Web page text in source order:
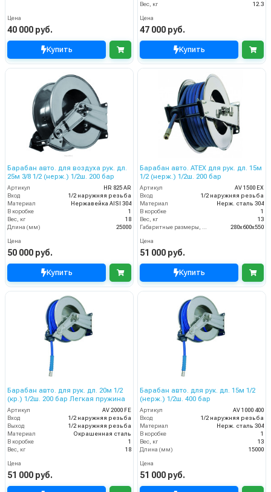
Цена
40 000 руб.
Купить
Вес, кг
12.3
Цена
47 000 руб.
Купить
Барабан авто. для воздуха рук. дл.
25м 3/8 1/2 (нерж.) 1/2ш. 200 бар
Артикул
HR 825 AR
Вход
1/2 наружняя резьба
Материал
Нержавейка AISI 304
В коробке
1
Вес, кг
18
Длина (мм)
25000
Цена
50 000 руб.
Купить
Барабан авто. ATEX для рук. дл. 15м
1/2 (нерж.) 1/2ш. 200 бар
Артикул
AV 1500 EX
Вход
1/2 наружняя резьба
Материал
Нерж. сталь 304
В коробке
1
Вес, кг
13
280x600x550
Цена
51 000 руб.
Купить
Барабан авто. для рук. дл. 20м 1/2
(кр.) 1/2ш. 200 бар Легкая пружина
Артикул
AV 2000 FE
Вход
1/2 наружняя резьба
Выход
1/2 наружняя резьба
Материал
Окрашенная сталь
В коробке
1
Вес, кг
18
Цена
51 000 руб.
Барабан авто. для рук. дл. 15м 1/2
(нерж.) 1/2ш. 400 бар
Артикул
AV 1000 400
Вход
1/2 наружняя резьба
Материал
Нерж. сталь 304
В коробке
1
Вес, кг
13
Длина (мм)
15000
Цена
51 000 руб.